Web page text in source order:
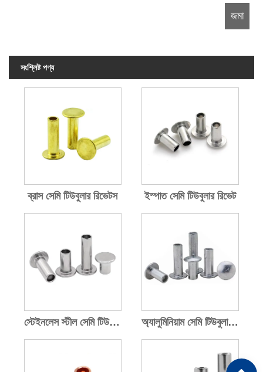
সংশ্লিষ্ট পণ্য
ব্রাস সেমি টিউবুলার রিভেটস ইস্পাত সেমি টিউবুলার রিভেট
স্টেইনলেস স্টীল সেমি টিউবুলার রিভেটস অ্যালুমিনিয়াম সেমি টিউবুলার রিভেটস